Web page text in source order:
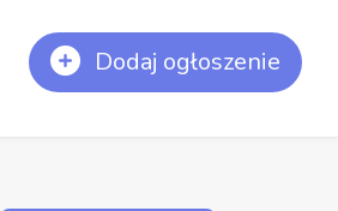
Dodaj ogłoszenie